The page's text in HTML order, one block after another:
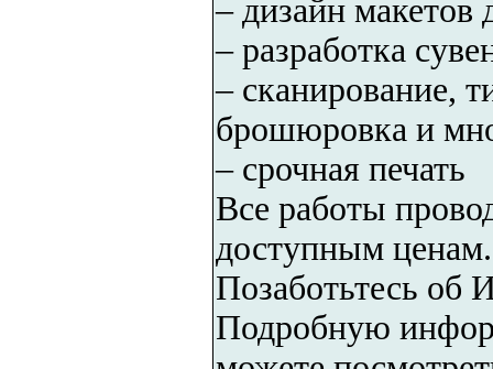
– дизайн
– разработка
– сканирование,
брошюровка и
– срочная печать
Все работы
доступным ценам.
Позаботьтесь
Подробную